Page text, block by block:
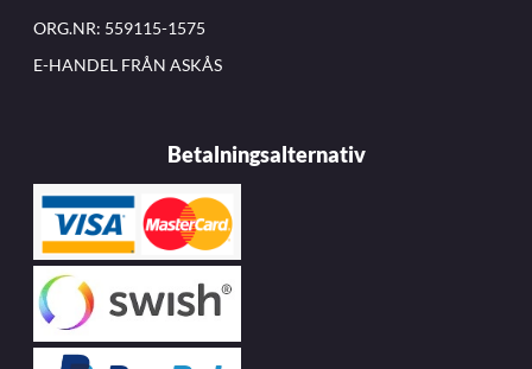
ORG.NR: 559115-1575
E-HANDEL FRÅN ASKÅS
Betalningsalternativ